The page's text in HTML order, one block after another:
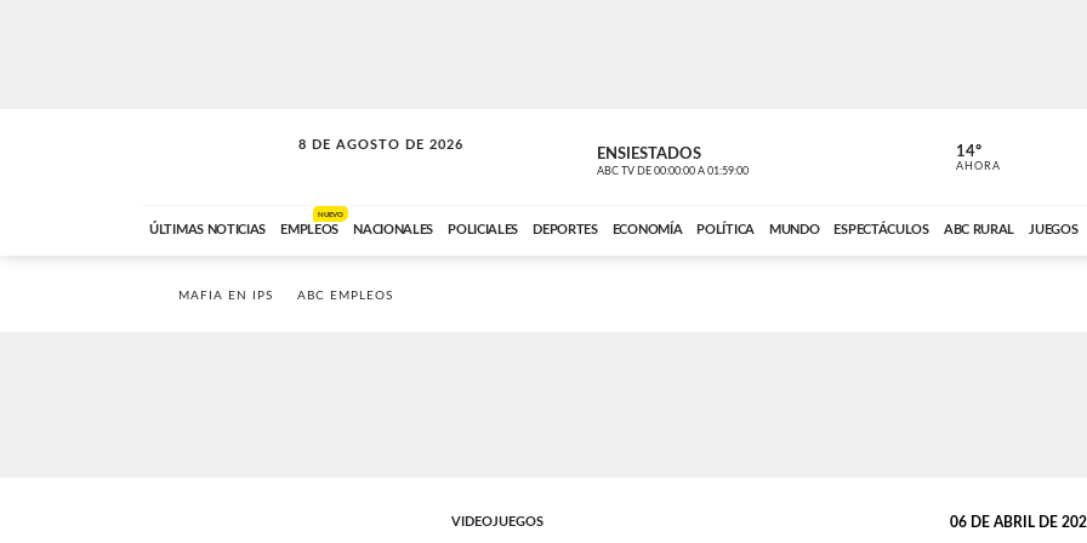
8 DE AGOSTO DE 2026
SOLO MÚSICA ENSIESTADOS
ABC TV DE 00:00:00 A 01:59:00 ABC CARDINAL
14º
AHORA
ÚLTIMAS NOTICIAS EMPLEOS
NUEVO
NACIONALES POLICIALES DEPORTES ECONOMÍA POLÍTICA MUNDO ESPECTÁCULOS ABC RURAL JUEGOS
MAFIA EN IPS ABC EMPLEOS
VIDEOJUEGOS 06 DE ABRIL DE